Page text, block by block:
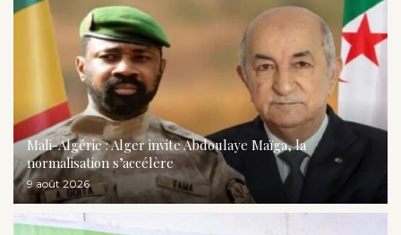
Mali-Algérie : Alger invite Abdoulaye Maïga, la
normalisation s’accélère
9 août 2026